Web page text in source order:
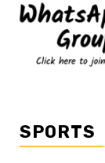
SPORTS